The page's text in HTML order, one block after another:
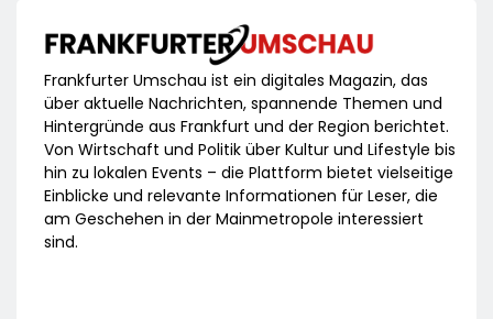
Frankfurter Umschau ist ein digitales Magazin, das
über aktuelle Nachrichten, spannende Themen und
Hintergründe aus Frankfurt und der Region berichtet.
Von Wirtschaft und Politik über Kultur und Lifestyle bis
hin zu lokalen Events – die Plattform bietet vielseitige
Einblicke und relevante Informationen für Leser, die
am Geschehen in der Mainmetropole interessiert
sind.